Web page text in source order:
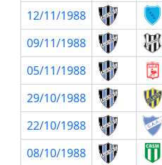
12/11/1988
09/11/1988
05/11/1988
29/10/1988
22/10/1988
08/10/1988